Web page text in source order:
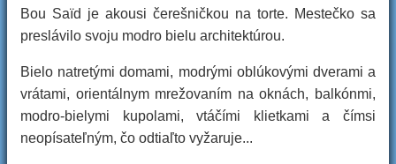
Bou Saïd je akousi čerešničkou na torte. Mestečko sa
preslávilo svoju modro bielu architektúrou.
Bielo natretými domami, modrými oblúkovými dverami a
vrátami, orientálnym mrežovaním na oknách, balkónmi,
modro-bielymi kupolami, vtáčími klietkami a čímsi
neopísateľným, čo odtiaľto vyžaruje...